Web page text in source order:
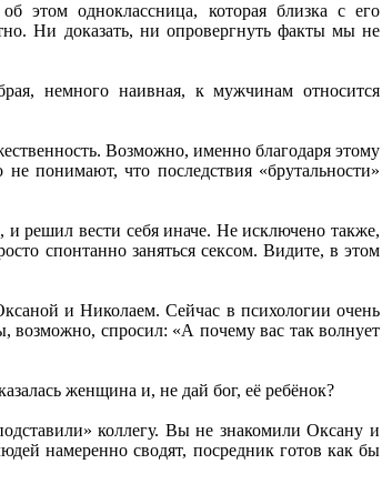
одноклассница, которая близка с его
Ни доказать, ни опровергнуть факты мы не
немного наивная, к мужчинам относится
Возможно, именно благодаря этому
понимают, что последствия «брутальности»
решил вести себя иначе. Не исключено также,
спонтанно заняться сексом. Видите, в этом
и Николаем. Сейчас в психологии очень
возможно, спросил: «А почему вас так волнует
женщина и, не дай бог, её ребёнок?
коллегу. Вы не знакомили Оксану и
намеренно сводят, посредник готов как бы